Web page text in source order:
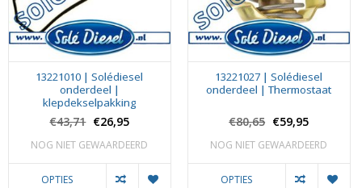
13221010 | Solédiesel
onderdeel |
klepdekselpakking
€43,71 €26,95
NOG NIET GEWAARDEERD
OPTIES
13221027 | Solédiesel
onderdeel | Thermostaat
€80,65 €59,95
NOG NIET GEWAARDEERD
OPTIES